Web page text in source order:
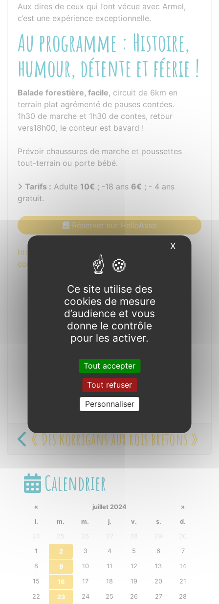
Aux dires de ceux qui l’ont vécue avec Armel,
c’est une expérience exceptionnelle.
Au programme : Histoire,
humour, détente et féerie !
Balade forestière, facile, circuit de 6km en
terrain plat agrémenté de pauses contées.
1h30 de marche et 1h30 de contes, retour
vers18h00, le conteur est bavard !
Prévoir chaussures de marche et poussettes
tout-terrain ou porte bébé.
Tarifs : Adulte 10€ ; -18 ans 6€ ; - 4 ans
gratuit.
Réserver sur HelloAsso
https://armeltexier.wixsite.com/armel-texier-
conteur
« Des korrigans aux rois bretons »
Calendrier
« juillet 2024
»
l.
m. m. j. v. s.
d.
24
25 26 27 28 29
30
1
2 3 4 5 6 7
8 9 10 11 12 13 14
15 16 17 18 19 20 21
22 23 24 25 26 27 28
Ce site utilise des
cookies de mesure
d’audience et vous
donne le contrôle
pour les activer.
Tout accepter
Tout refuser
Personnaliser
X Masquer